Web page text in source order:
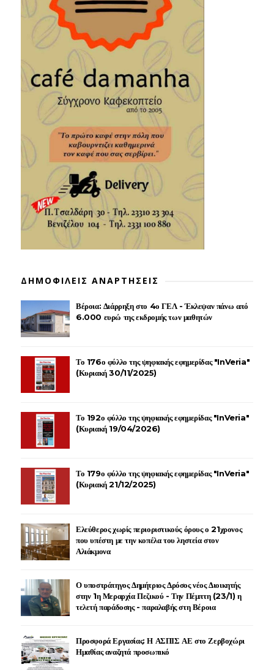
ΔΗΜΟΦΙΛΕΙΣ ΑΝΑΡΤΗΣΕΙΣ
Βέροια: Διάρρηξη στο 4ο ΓΕΛ - Έκλεψαν πάνω από
6.000 ευρώ της εκδρομής των μαθητών
Το 176ο φύλλο της ψηφιακής εφημερίδας "InVeria"
(Κυριακή 30/11/2025)
Το 192ο φύλλο της ψηφιακής εφημερίδας "InVeria"
(Κυριακή 19/04/2026)
Το 179ο φύλλο της ψηφιακής εφημερίδας "InVeria"
(Κυριακή 21/12/2025)
Ελεύθερος χωρίς περιοριστικούς όρους ο 21χρονος
που υπέστη με την κοπέλα του ληστεία στον
Αλιάκμονα
Ο υποστράτηγος Δημήτριος Δρόσος νέος Διοικητής
στην 1η Μεραρχία Πεζικού - Την Πέμπτη (23/1) η
τελετή παράδοσης - παραλαβής στη Βέροια
Προσφορά Εργασίας: Η ΑΣΠΙΣ ΑΕ στο Ζερβοχώρι
Ημαθίας αναζητά προσωπικό